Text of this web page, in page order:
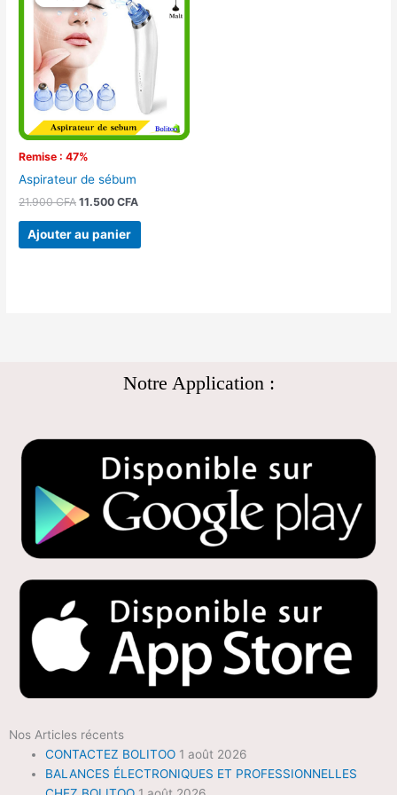
Remise : 47%
Aspirateur de sébum
21.900CFA
initial
était :
21.900 CFA.
11.500CFA
actuel
est :
11.500 CFA.
Ajouter au panier
Notre Application :
Nos Articles récents
CONTACTEZ BOLITOO 1 août 2026
BALANCES ÉLECTRONIQUES ET PROFESSIONNELLES